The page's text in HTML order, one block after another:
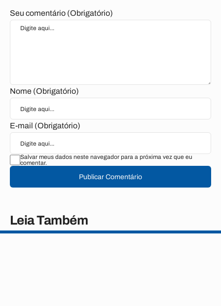
Seu comentário (Obrigatório)
Nome (Obrigatório)
E-mail (Obrigatório)
Salvar meus dados neste navegador para a próxima vez que eu
comentar.
Publicar Comentário
Leia Também